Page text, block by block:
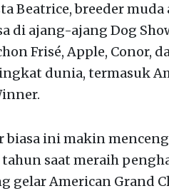
Beatrice, breeder
di ajang-ajang Dog
Frisé, Apple, Conor,
dunia, termasuk
biasa ini makin
saat meraih
gelar American Grand